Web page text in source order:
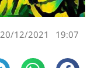
19:07
20/12/2021